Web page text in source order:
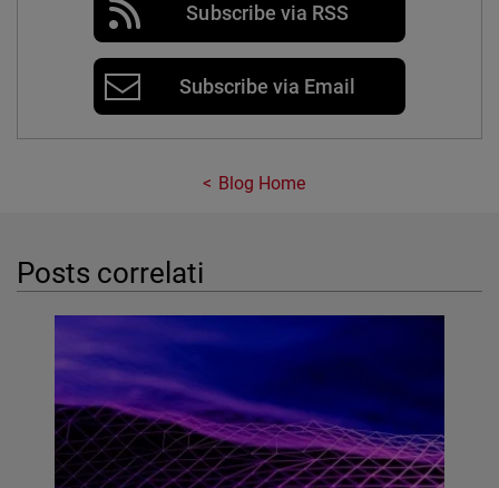
Subscribe via RSS
Subscribe via Email
Blog Home
Posts correlati